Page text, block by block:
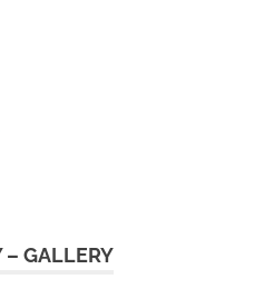
– GALLERY